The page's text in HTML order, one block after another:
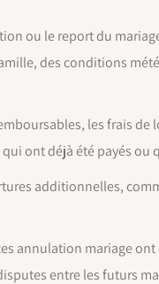
ou le report du
des conditions
les frais
ont déjà été payés
additionnelles,
annulation mariage
entre les futurs